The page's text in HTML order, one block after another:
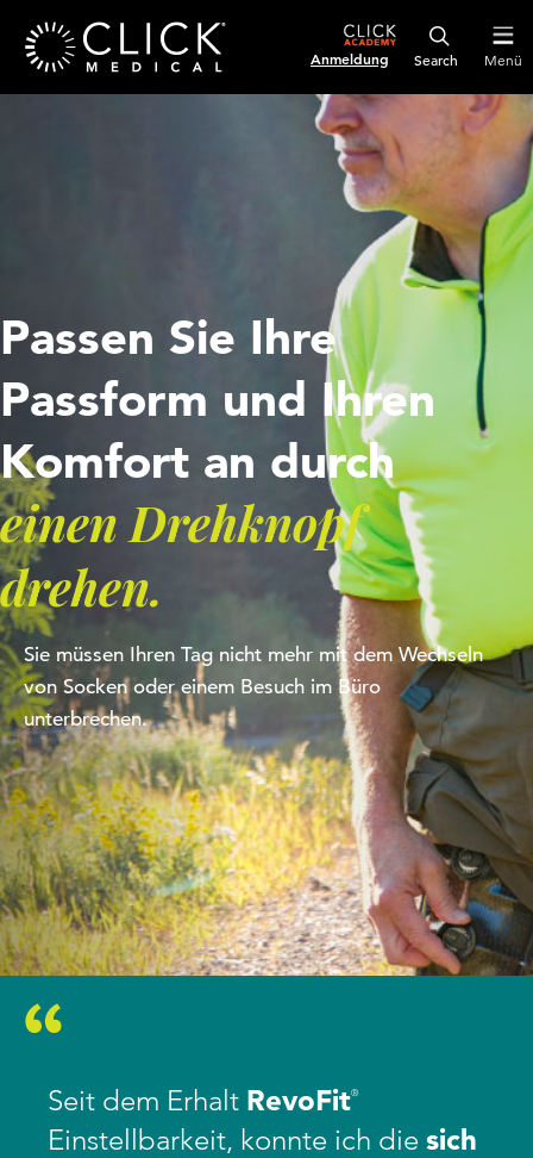
Anmeldung Menü
Passen Sie Ihre
Passform und Ihren
Komfort an durch
einen Drehknopf
drehen.
Sie müssen Ihren Tag nicht mehr mit dem Wechseln
von Socken oder einem Besuch im Büro
unterbrechen.
Seit dem Erhalt RevoFit®
Einstellbarkeit, konnte ich die sich